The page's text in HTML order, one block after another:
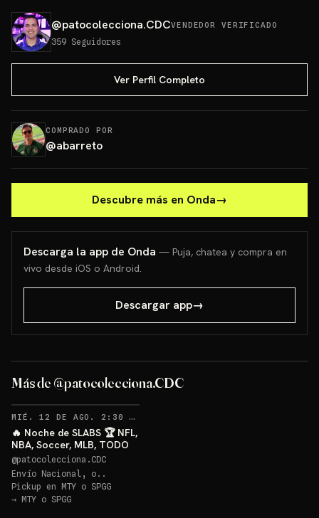
@patocolecciona.CDCVENDEDOR VERIFICADO
359 Seguidores
Ver Perfil Completo
COMPRADO POR
@abarreto
Descubre más en Onda→
Descarga la app de Onda — Puja, chatea y compra en
vivo desde iOS o Android.
Descargar app→
Más de @patocolecciona.CDC
MIÉ. 12 DE AGO. 2:30 AM
🔥 Noche de SLABS 🏆 NFL,
NBA, Soccer, MLB, TODO
@patocolecciona.CDC
Envío Nacional, o..
Pickup en MTY o SPGG
→ MTY o SPGG